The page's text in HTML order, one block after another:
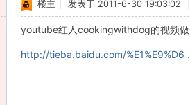
楼主 发表于 2011-6-30 19:03:02
youtube红人cookingwithdog的视频
http://tieba.baidu.com/